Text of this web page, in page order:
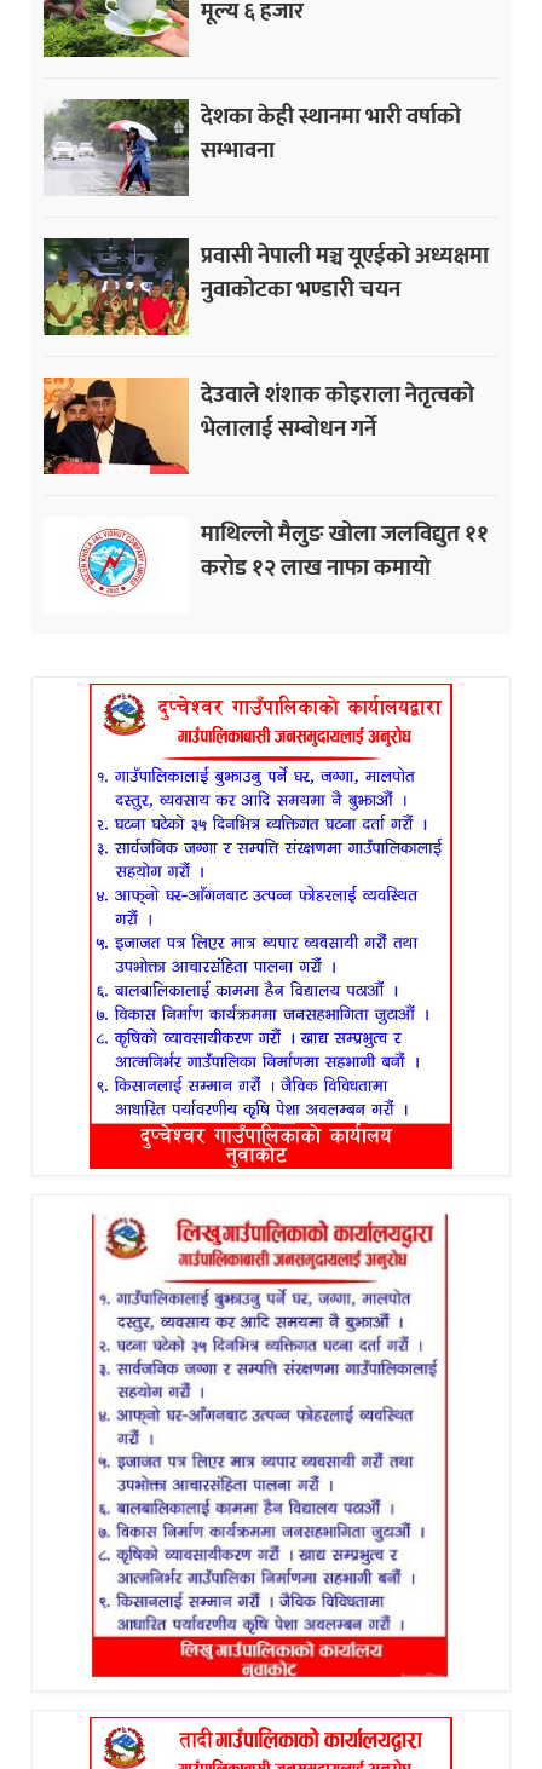
मूल्य ६ हजार
देशका केही स्थानमा भारी वर्षाको
सम्भावना
प्रवासी नेपाली मञ्च यूएईको अध्यक्षमा
नुवाकोटका भण्डारी चयन
देउवाले शंशाक कोइराला नेतृत्वको
भेलालाई सम्बोधन गर्ने
माथिल्लो मैलुङ खोला जलविद्युत ११
करोड १२ लाख नाफा कमायाे